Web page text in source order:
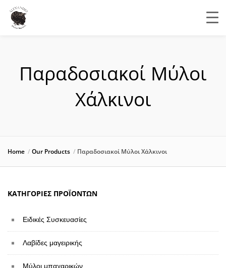
Παραδοσιακοί Μύλοι
Χάλκινοι
Home Our Products Παραδοσιακοί Μύλοι Χάλκινοι
ΚΑΤΗΓΟΡΊΕΣ ΠΡΟΪΌΝΤΩΝ
Ειδικές Συσκευασίες
Λαβίδες μαγειρικής
Μύλοι μπαχαρικών